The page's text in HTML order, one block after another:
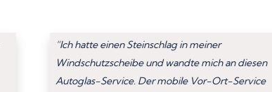
“Ich hatte einen Steinschlag in meiner
Windschutzscheibe und wandte mich an diesen
Autoglas-Service. Der mobile Vor-Ort-Service